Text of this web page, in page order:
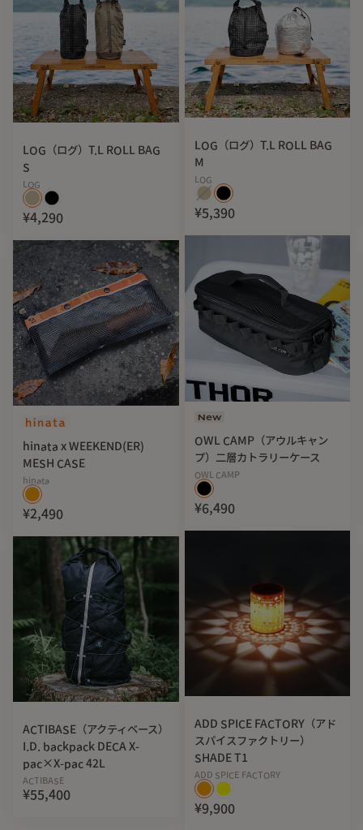
容量：4L
LOG（ログ）T.L ROLL BAG
S
LOG
¥4,290
hinata x WEEKEND(ER)
MESH CASE
hinata
¥2,490
ACTIBASE（アクティベース）
I.D. backpack DECA X-
pac×X-pac 42L
ACTIBASE
¥55,400
LOG（ログ）T.L ROLL BAG
M
LOG
¥5,390
New
OWL CAMP（アウルキャン
プ）二層カトラリーケース
OWL CAMP
¥6,490
ADD SPICE FACTORY（アド
スパイスファクトリー）
SHADE T1
ADD SPICE FACTORY
¥9,900